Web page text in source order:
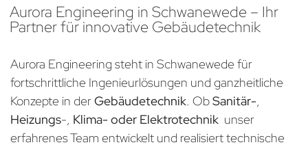
Aurora Engineering in Schwanewede – Ihr
Partner für innovative Gebäudetechnik
Aurora Engineering steht in Schwanewede für
fortschrittliche Ingenieurlösungen und ganzheitliche
Konzepte in derGebäudetechnik. ObSanitär-,
Heizungs-, Klima- oder Elektrotechnik unser
erfahrenes Team entwickelt und realisiert technische